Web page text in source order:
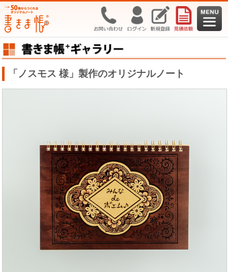
「ノスモス 様」製作のオリジナルノート